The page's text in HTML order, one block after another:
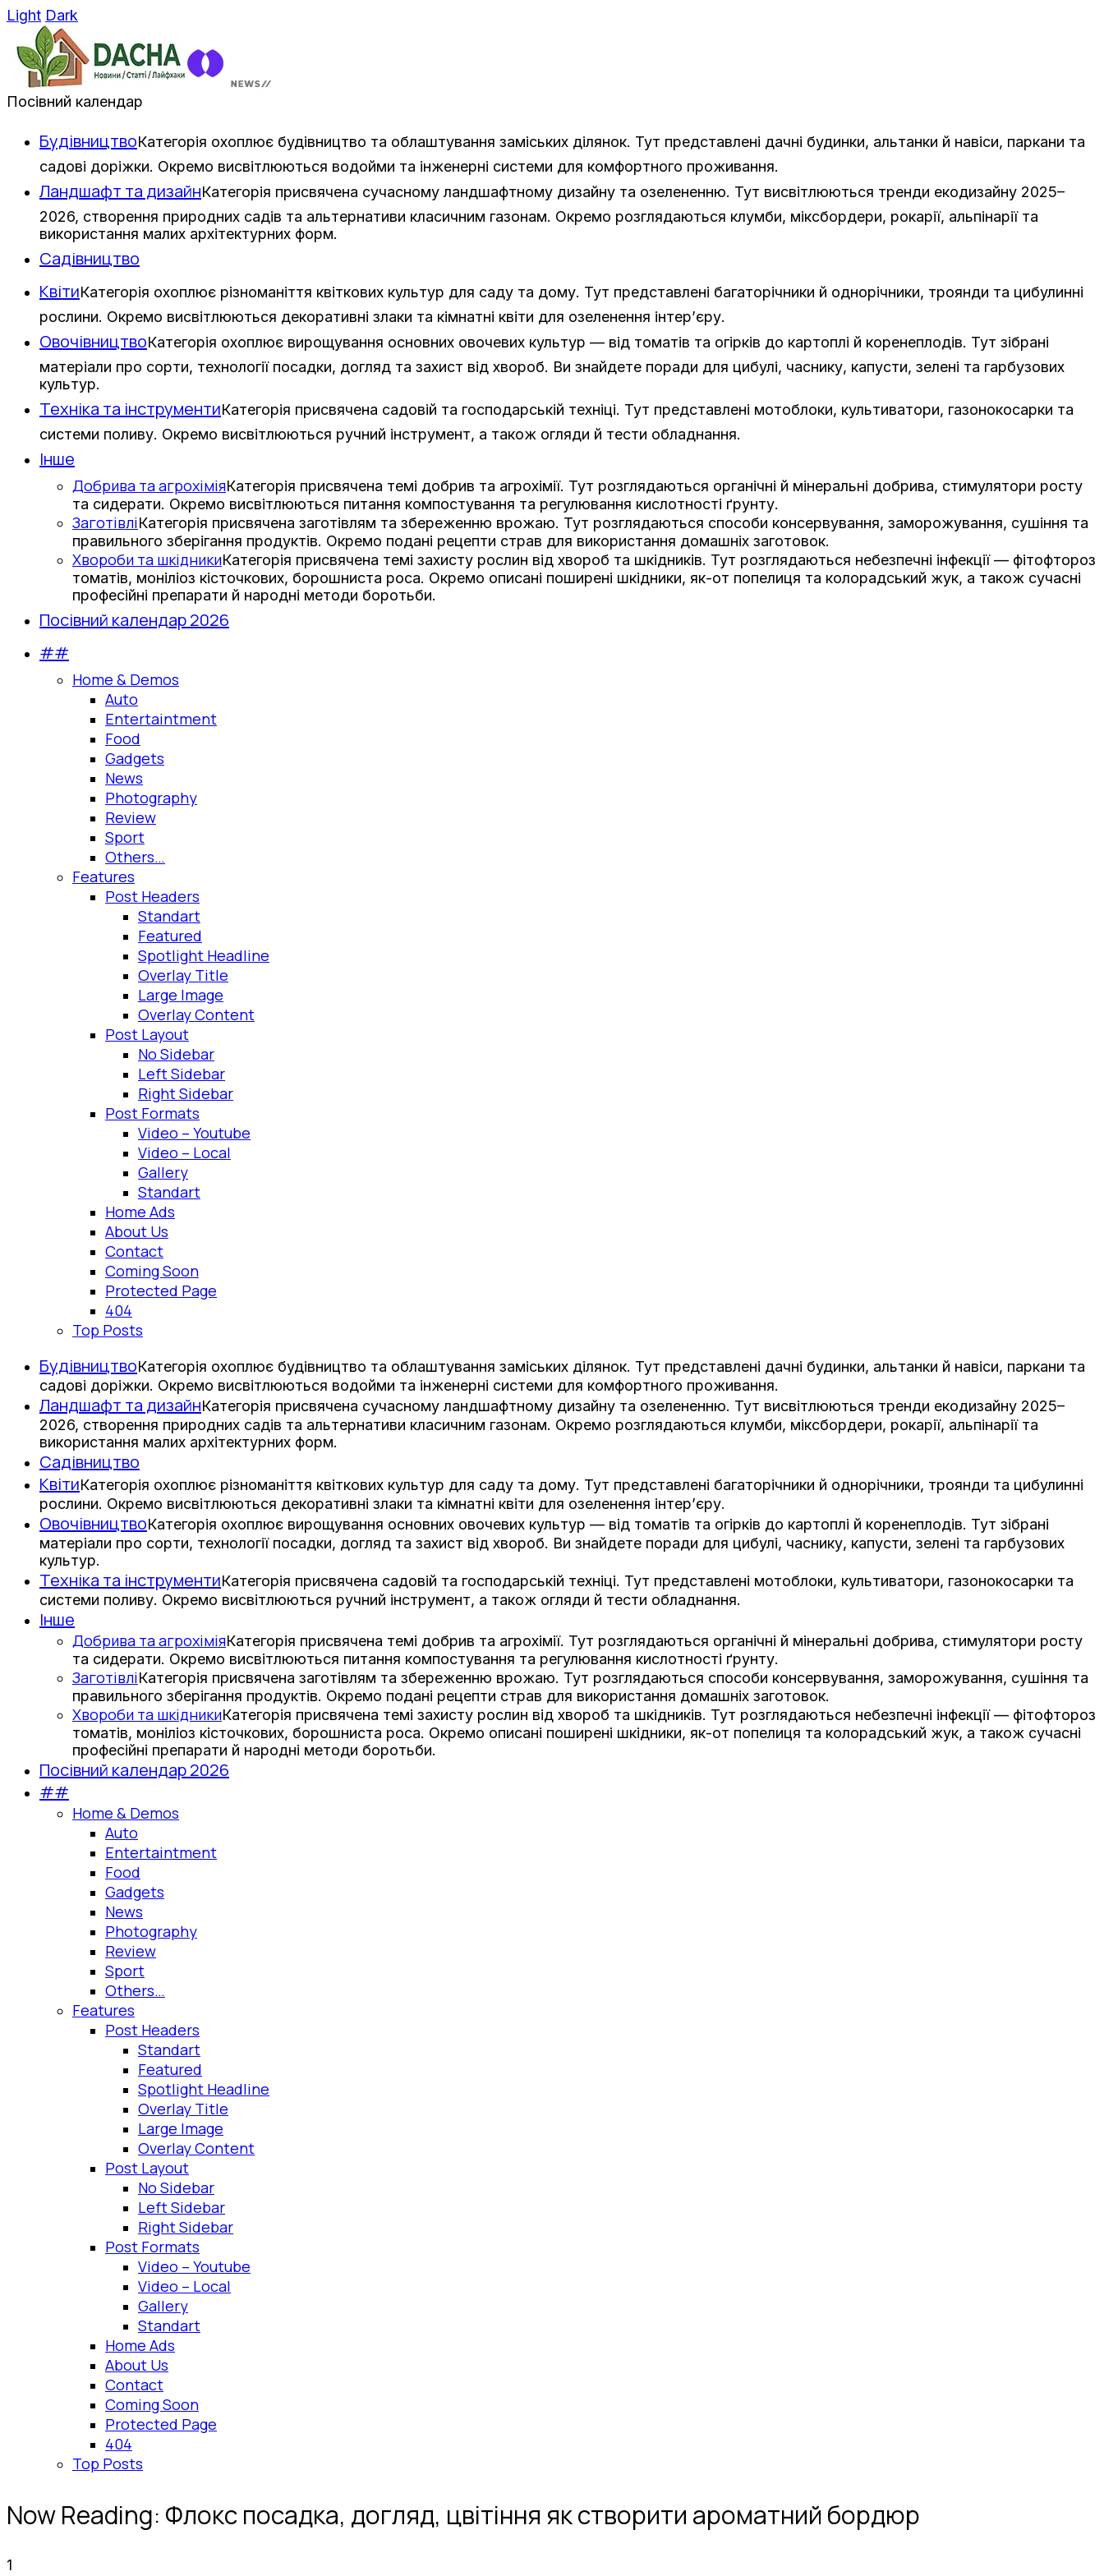
Light Dark
Посівний календар
БудівництвоКатегорія охоплює будівництво та облаштування заміських ділянок. Тут представлені дачні будинки, альтанки й навіси, паркани та
садові доріжки. Окремо висвітлюються водойми та інженерні системи для комфортного проживання.
Ландшафт та дизайнКатегорія присвячена сучасному ландшафтному дизайну та озелененню. Тут висвітлюються тренди екодизайну 2025–
2026, створення природних садів та альтернативи класичним газонам. Окремо розглядаються клумби, міксбордери, рокарії, альпінарії та
використання малих архітектурних форм.
Садівництво
КвітиКатегорія охоплює різноманіття квіткових культур для саду та дому. Тут представлені багаторічники й однорічники, троянди та цибулинні
рослини. Окремо висвітлюються декоративні злаки та кімнатні квіти для озеленення інтер’єру.
ОвочівництвоКатегорія охоплює вирощування основних овочевих культур — від томатів та огірків до картоплі й коренеплодів. Тут зібрані
матеріали про сорти, технології посадки, догляд та захист від хвороб. Ви знайдете поради для цибулі, часнику, капусти, зелені та гарбузових
культур.
Техніка та інструментиКатегорія присвячена садовій та господарській техніці. Тут представлені мотоблоки, культиватори, газонокосарки та
системи поливу. Окремо висвітлюються ручний інструмент, а також огляди й тести обладнання.
Інше
Добрива та агрохіміяКатегорія присвячена темі добрив та агрохімії. Тут розглядаються органічні й мінеральні добрива, стимулятори росту
та сидерати. Окремо висвітлюються питання компостування та регулювання кислотності ґрунту.
ЗаготівліКатегорія присвячена заготівлям та збереженню врожаю. Тут розглядаються способи консервування, заморожування, сушіння та
правильного зберігання продуктів. Окремо подані рецепти страв для використання домашніх заготовок.
Хвороби та шкідникиКатегорія присвячена темі захисту рослин від хвороб та шкідників. Тут розглядаються небезпечні інфекції — фітофтороз
томатів, моніліоз кісточкових, борошниста роса. Окремо описані поширені шкідники, як-от попелиця та колорадський жук, а також сучасні
професійні препарати й народні методи боротьби.
Посівний календар 2026
##
Home & Demos
Auto
Entertaintment
Food
Gadgets
News
Photography
Review
Sport
Others…
Features
Post Headers
Standart
Featured
Spotlight Headline
Overlay Title
Large Image
Overlay Content
Post Layout
No Sidebar
Left Sidebar
Right Sidebar
Post Formats
Video – Youtube
Video – Local
Gallery
Standart
Home Ads
About Us
Contact
Coming Soon
Protected Page
404
Top Posts
БудівництвоКатегорія охоплює будівництво та облаштування заміських ділянок. Тут представлені дачні будинки, альтанки й навіси, паркани та
садові доріжки. Окремо висвітлюються водойми та інженерні системи для комфортного проживання.
Ландшафт та дизайнКатегорія присвячена сучасному ландшафтному дизайну та озелененню. Тут висвітлюються тренди екодизайну 2025–
2026, створення природних садів та альтернативи класичним газонам. Окремо розглядаються клумби, міксбордери, рокарії, альпінарії та
використання малих архітектурних форм.
Садівництво
КвітиКатегорія охоплює різноманіття квіткових культур для саду та дому. Тут представлені багаторічники й однорічники, троянди та цибулинні
рослини. Окремо висвітлюються декоративні злаки та кімнатні квіти для озеленення інтер’єру.
ОвочівництвоКатегорія охоплює вирощування основних овочевих культур — від томатів та огірків до картоплі й коренеплодів. Тут зібрані
матеріали про сорти, технології посадки, догляд та захист від хвороб. Ви знайдете поради для цибулі, часнику, капусти, зелені та гарбузових
культур.
Техніка та інструментиКатегорія присвячена садовій та господарській техніці. Тут представлені мотоблоки, культиватори, газонокосарки та
системи поливу. Окремо висвітлюються ручний інструмент, а також огляди й тести обладнання.
Інше
Добрива та агрохіміяКатегорія присвячена темі добрив та агрохімії. Тут розглядаються органічні й мінеральні добрива, стимулятори росту
та сидерати. Окремо висвітлюються питання компостування та регулювання кислотності ґрунту.
ЗаготівліКатегорія присвячена заготівлям та збереженню врожаю. Тут розглядаються способи консервування, заморожування, сушіння та
правильного зберігання продуктів. Окремо подані рецепти страв для використання домашніх заготовок.
Хвороби та шкідникиКатегорія присвячена темі захисту рослин від хвороб та шкідників. Тут розглядаються небезпечні інфекції — фітофтороз
томатів, моніліоз кісточкових, борошниста роса. Окремо описані поширені шкідники, як-от попелиця та колорадський жук, а також сучасні
професійні препарати й народні методи боротьби.
Посівний календар 2026
##
Home & Demos
Auto
Entertaintment
Food
Gadgets
News
Photography
Review
Sport
Others…
Features
Post Headers
Standart
Featured
Spotlight Headline
Overlay Title
Large Image
Overlay Content
Post Layout
No Sidebar
Left Sidebar
Right Sidebar
Post Formats
Video – Youtube
Video – Local
Gallery
Standart
Home Ads
About Us
Contact
Coming Soon
Protected Page
404
Top Posts
Now Reading: Флокс посадка, догляд, цвітіння як створити ароматний бордюр
1